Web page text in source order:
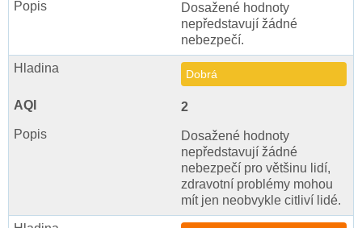
Dosažené hodnoty
nepředstavují žádné
nebezpečí.
Dobrá
2
Dosažené hodnoty
nepředstavují žádné
nebezpečí pro většinu lidí,
zdravotní problémy mohou
mít jen neobvykle citliví lidé.